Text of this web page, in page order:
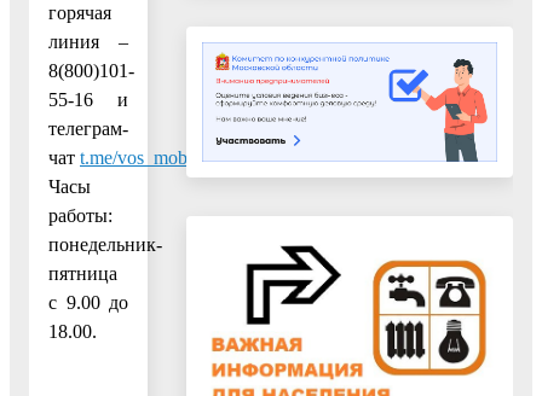
горячая
линия –
8(800)101-
55-16 и
телеграм-
чат t.me/vos_mob
Часы
работы:
понедельник-
пятница
с 9.00 до
18.00.